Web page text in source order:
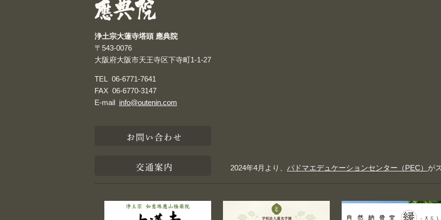
浄土宗大蓮寺塔頭 應典院
〒543-0076
大阪府大阪市天王寺区下寺町1-1-27
TEL 06-6771-7641
FAX 06-6770-3147
E-mail info@outenin.com
お問い合わせ
交通案内 2024年4月より、 パドマエデュケーションセンター（PEC） が